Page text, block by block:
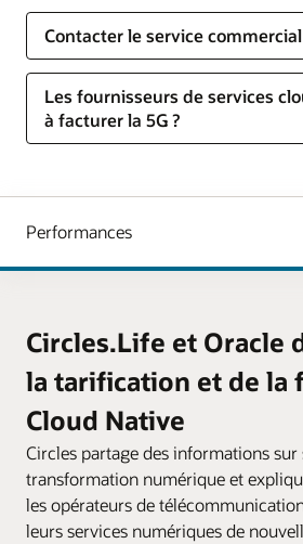
Contacter le service commercial
Les fournisseurs de services
à facturer la 5G ?
Circles.Life et Oracle
la tarification et de la
Cloud Native
Circles partage des informations
transformation numérique et
les opérateurs de
leurs services numériques de